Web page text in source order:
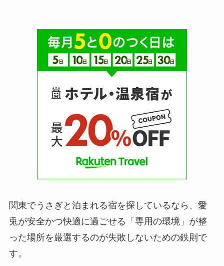
関東でうさぎと泊まれる宿を探しているなら、愛
兎が安全かつ快適に過ごせる「専用の環境」が整
った場所を厳選するのが失敗しないための鉄則で
す。